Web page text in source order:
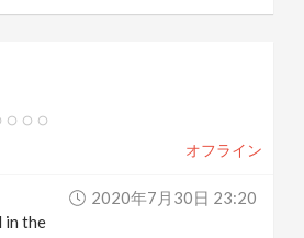
オフライン
2020年7月30日 23:20
in the